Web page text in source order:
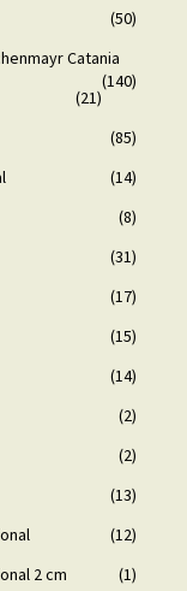
(50)
Catania
(140)
(21)
(85)
(14)
(8)
(31)
(17)
(15)
(14)
(2)
(2)
(13)
(12)
2 cm
(1)